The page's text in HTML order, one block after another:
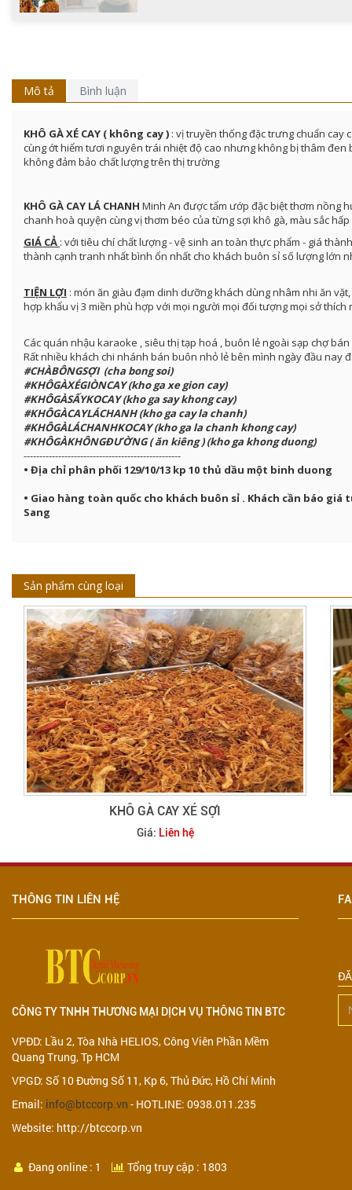
Mô tả Bình luận
KHÔ GÀ XÉ CAY ( không cay ) : vị truyền thống đặc trưng chuẩn cay
cùng ớt hiểm tươi nguyên trái nhiệt độ cao nhưng không bị thâm
không đảm bảo chất lượng trên thị trường
KHÔ GÀ CAY LÁ CHANH Minh An được tẩm ướp đặc biệt thơm nồng
chanh hoà quyện cùng vị thơm béo của từng sợi khô gà, màu sắc
GIÁ CẢ : với tiêu chí chất lượng - vệ sinh an toàn thực phẩm - giá
thành cạnh tranh nhất bình ổn nhất cho khách buôn sỉ số lượng lớn
TIỆN LỢI : món ăn giàu đạm dinh dưỡng khách dùng nhâm nhi ăn
hợp khẩu vị 3 miền phù hợp với mọi người mọi đối tượng mọi sở thích
Các quán nhậu karaoke , siêu thị tạp hoá , buôn lẻ ngoài sạp chợ
Rất nhiều khách chi nhánh bán buôn nhỏ lẻ bên mình ngày đầu nay
#CHÀBÔNGSỢI (cha bong soi)
#KHÔGÀXÉGIÒNCAY (kho ga xe gion cay)
#KHÔGÀSẤYKOCAY (kho ga say khong cay)
#KHÔGÀCAYLÁCHANH (kho ga cay la chanh)
#KHÔGÀLÁCHANHKOCAY (kho ga la chanh khong cay)
#KHÔGÀKHÔNGĐƯỜNG ( ăn kiêng ) (kho ga khong duong)
--------------------------------------------------
• Địa chỉ phân phối 129/10/13 kp 10 thủ dầu một binh duong
• Giao hàng toàn quốc cho khách buôn sỉ . Khách cần báo giá
Sang
Sản phẩm cùng loại
KHÔ GÀ CAY XÉ SỢI
Giá: Liên hệ
THÔNG TIN LIÊN HỆ
CÔNG TY TNHH THƯƠNG MẠI DỊCH VỤ THÔNG TIN BTC
VPĐD: Lầu 2, Tòa Nhà HELIOS, Công Viên Phần Mềm
Quang Trung, Tp HCM
VPGD: Số 10 Đường Số 11, Kp 6, Thủ Đức, Hồ Chí Minh
Email: info@btccorp.vn - HOTLINE: 0938.011.235
Website: http://btccorp.vn
Đang online : 1 Tổng truy cập : 1803